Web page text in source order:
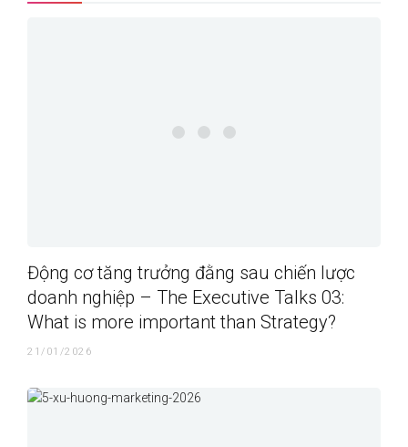
Động cơ tăng trưởng đằng sau chiến lược
doanh nghiệp – The Executive Talks 03:
What is more important than Strategy?
21/01/2026